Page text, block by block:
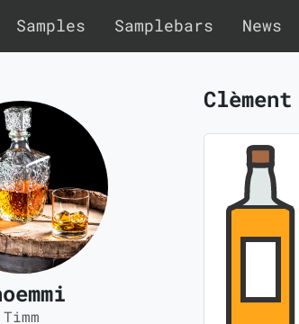
Samples Samplebars News
Timm